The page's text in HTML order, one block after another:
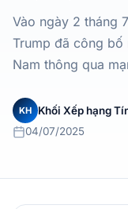
Vào ngày 2 tháng
Trump đã công bố
Nam thông qua
KH
Khối Xếp hạng
04/07/2025